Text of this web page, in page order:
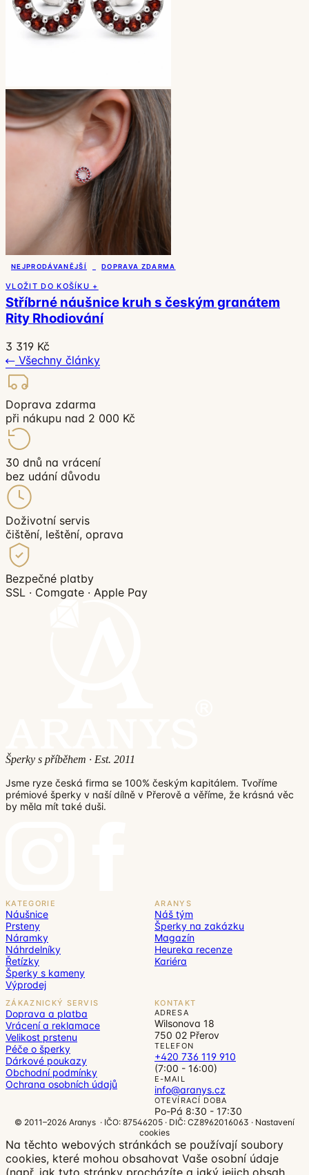
NEJPRODÁVANĚJŠÍ DOPRAVA ZDARMA
VLOŽIT DO KOŠÍKU +
Stříbrné náušnice kruh s českým granátem
Rity Rhodiování
3 319 Kč
Všechny články
Doprava zdarma
při nákupu nad 2 000 Kč
30 dnů na vrácení
bez udání důvodu
Doživotní servis
čištění, leštění, oprava
Bezpečné platby
SSL · Comgate · Apple Pay
Šperky s příběhem · Est. 2011
Jsme ryze česká firma se 100% českým kapitálem. Tvoříme
prémiové šperky v naší dílně v Přerově a věříme, že krásná věc
by měla mít také duši.
KATEGORIE
Náušnice
Prsteny
Náramky
Náhrdelníky
Řetízky
Šperky s kameny
Výprodej
ARANYS
Náš tým
Šperky na zakázku
Magazín
Heureka recenze
Kariéra
ZÁKAZNICKÝ SERVIS
Doprava a platba
Vrácení a reklamace
Velikost prstenu
Péče o šperky
Dárkové poukazy
Obchodní podmínky
Ochrana osobních údajů
KONTAKT
ADRESA
Wilsonova 18
750 02 Přerov
TELEFON
+420 736 119 910
(7:00 - 16:00)
E-MAIL
info@aranys.cz
OTEVÍRACÍ DOBA
Po-Pá 8:30 - 17:30
© 2011–2026 Aranys · IČO: 87546205 · DIČ: CZ8962016063 · Nastavení
cookies
Na těchto webových stránkách se používají soubory
cookies, které mohou obsahovat Vaše osobní údaje
(např. jak tyto stránky procházíte a jaký jejich obsah